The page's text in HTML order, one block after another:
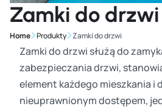
Zamki do drzwi
Home Produkty Zamki do drzwi
Zamki do drzwi służą do
zabezpieczania drzwi,
element każdego mieszkania i
nieuprawnionym dostępem,